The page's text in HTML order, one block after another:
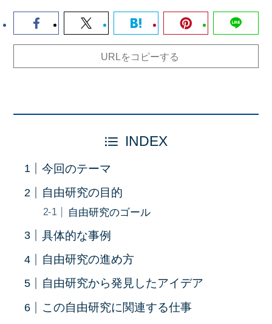
URLをコピーする
INDEX
今回のテーマ
自由研究の目的
自由研究のゴール
具体的な事例
自由研究の進め方
自由研究から発見したアイデア
この自由研究に関連する仕事